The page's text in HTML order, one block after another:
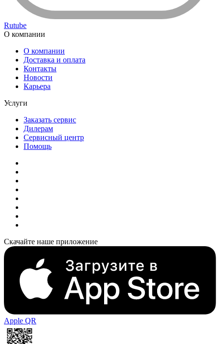
Rutube
О компании
О компании
Доставка и оплата
Контакты
Новости
Карьера
Услуги
Заказать сервис
Дилерам
Сервисный центр
Помощь
Скачайте наше приложение
Apple QR